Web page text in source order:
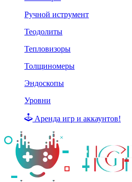
Ручной иструмент
Теодолиты
Тепловизоры
Толщиномеры
Эндоскопы
Уровни
Аренда игр и аккаунтов!